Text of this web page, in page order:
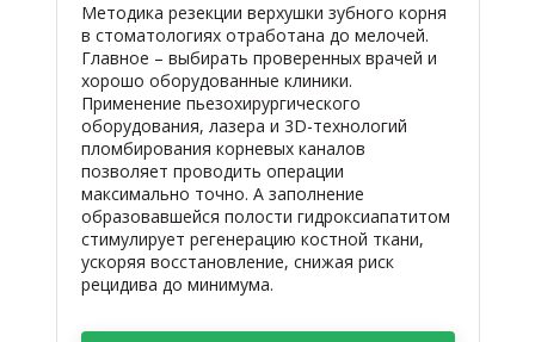
Методика резекции верхушки зубного корня
в стоматологиях отработана до мелочей.
Главное – выбирать проверенных врачей и
хорошо оборудованные клиники.
Применение пьезохирургического
оборудования, лазера и 3D-технологий
пломбирования корневых каналов
позволяет проводить операции
максимально точно. А заполнение
образовавшейся полости гидроксиапатитом
стимулирует регенерацию костной ткани,
ускоряя восстановление, снижая риск
рецидива до минимума.